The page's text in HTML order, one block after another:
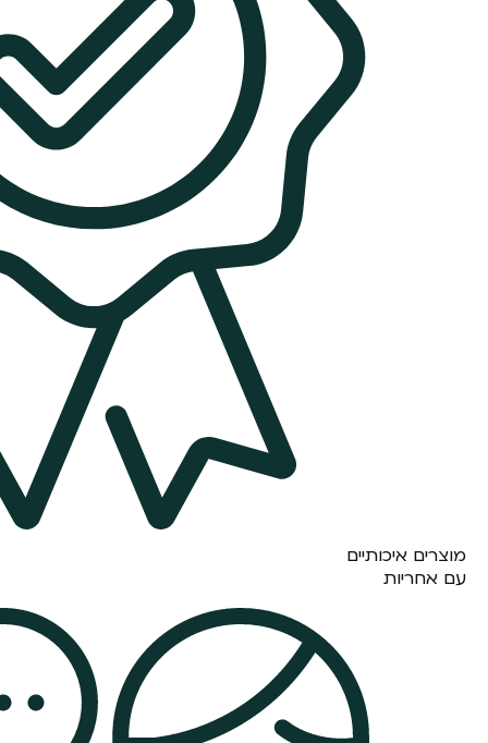
מוצרים איכותיים
עם אחריות